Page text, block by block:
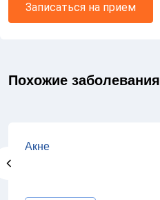
Записаться на прием
Похожие заболевания
Акне